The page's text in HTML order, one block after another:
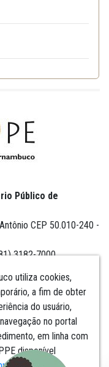
utiliza cookies,
a fim de obter
do usuário,
no portal
em linha com
disponível
Público de
CEP 50.010-240 -
3182-7000